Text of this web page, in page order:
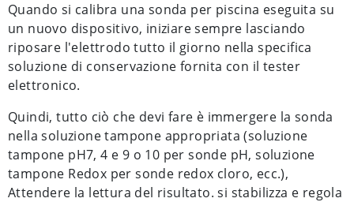
Quando si calibra una sonda per piscina eseguita su
un nuovo dispositivo, iniziare sempre lasciando
riposare l'elettrodo tutto il giorno nella specifica
soluzione di conservazione fornita con il tester
elettronico.
Quindi, tutto ciò che devi fare è immergere la sonda
nella soluzione tampone appropriata (soluzione
tampone pH7, 4 e 9 o 10 per sonde pH, soluzione
tampone Redox per sonde redox cloro, ecc.),
Attendere la lettura del risultato. si stabilizza e regola